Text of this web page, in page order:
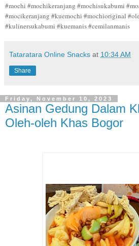
#mochi #mochikeranjang #mochisukabumi
#mocikeranjang #kuemochi #mochioriginal
#kulinersukabumi #kuemanis #cemilanmanis
Tataratara Online Snacks at 10:34 AM
Share
Friday, November 10, 2023
Asinan Gedung Dalam
Oleh-oleh Khas Bogor